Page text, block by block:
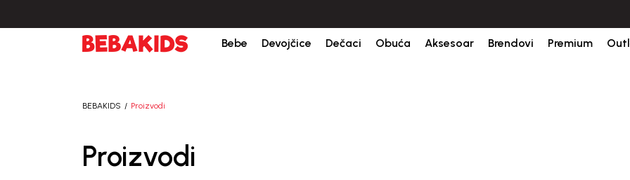
Bebe Devojčice Dečaci Obuća Aksesoar Brendovi Premium
BEBAKIDS Proizvodi
Proizvodi